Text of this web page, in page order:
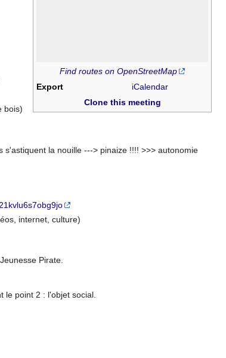
Find routes on OpenStreetMap
Export
iCalendar
Clone this meeting
bois)
la nouille ---> pinaize !!!! >>> autonomie
internet, culture)
Pirate.
le point 2 : l'objet social.